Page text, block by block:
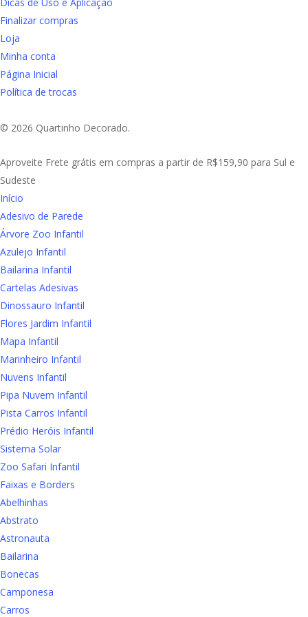
Finalizar compras
Loja
Minha conta
Página Inicial
Política de trocas
© 2026 Quartinho Decorado.
Close
Menu
Aproveite Frete grátis em compras a partir de R$159,90 para Sul e
Sudeste
Início
Adesivo de Parede
Árvore Zoo Infantil
Azulejo Infantil
Bailarina Infantil
Cartelas Adesivas
Dinossauro Infantil
Flores Jardim Infantil
Mapa Infantil
Marinheiro Infantil
Nuvens Infantil
Pipa Nuvem Infantil
Pista Carros Infantil
Prédio Heróis Infantil
Sistema Solar
Zoo Safari Infantil
Faixas e Borders
Abelhinhas
Abstrato
Astronauta
Bailarina
Bonecas
Camponesa
Carros